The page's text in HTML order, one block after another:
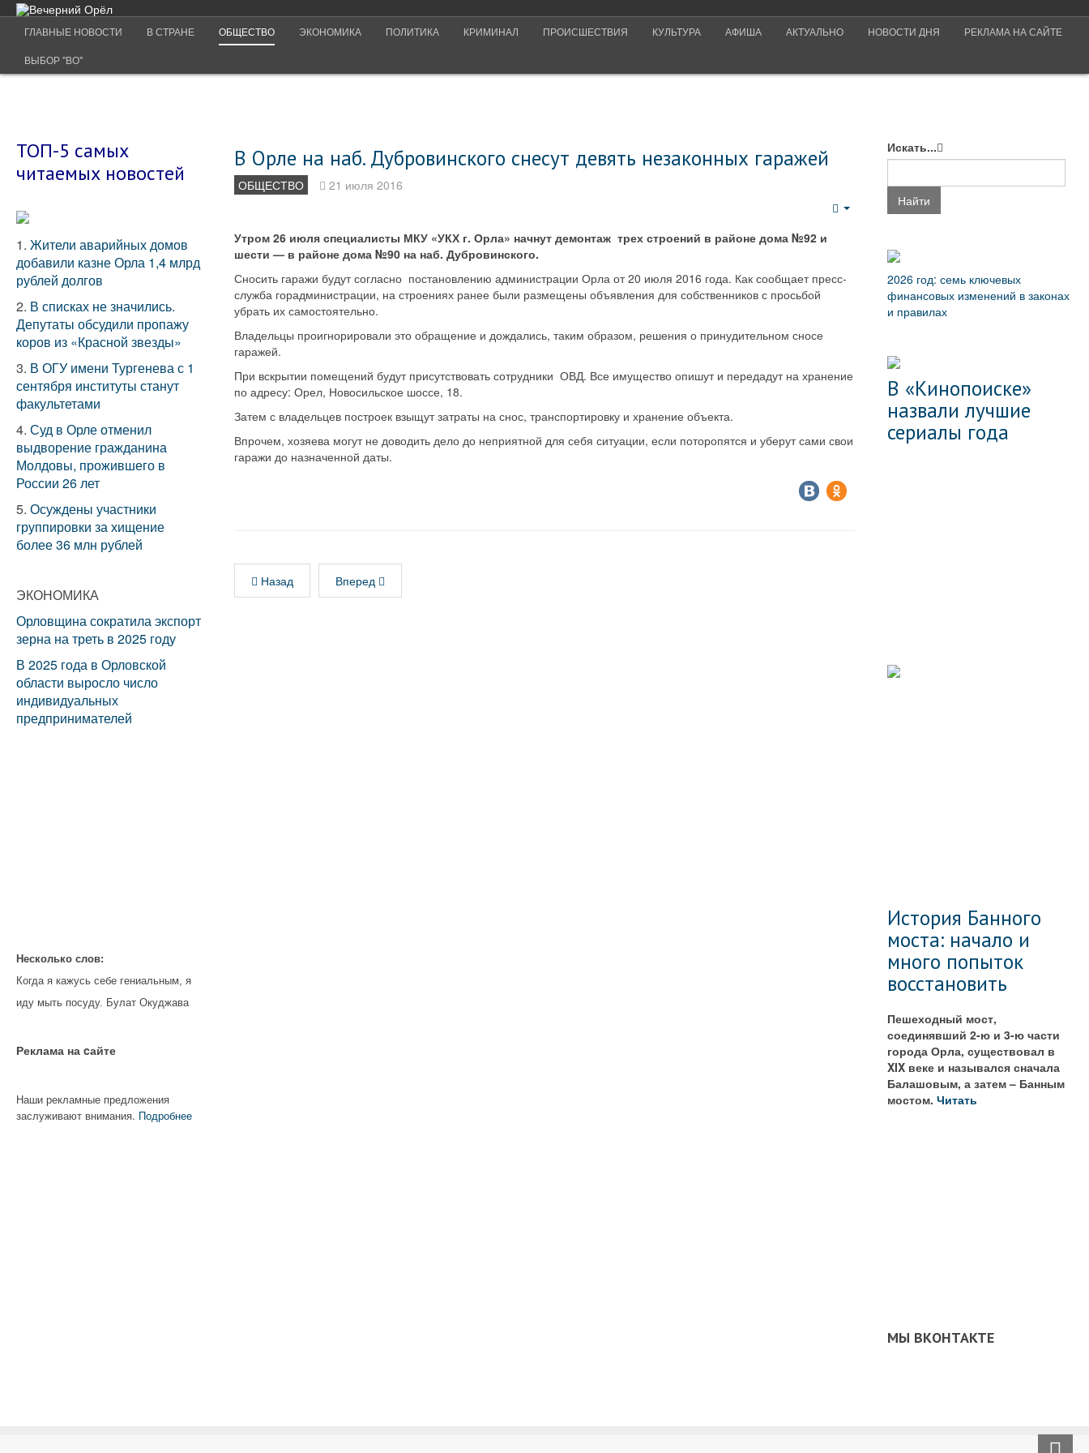
ГЛАВНЫЕ НОВОСТИ В СТРАНЕ ОБЩЕСТВО ЭКОНОМИКА ПОЛИТИКА КРИМИНАЛ ПРОИСШЕСТВИЯ КУЛЬТУРА АФИША АКТУАЛЬНО НОВОСТИ ДНЯ РЕКЛАМА НА САЙТЕ
ВЫБОР "ВО"
В Орле на наб. Дубровинского снесут девять незаконных гаражей
ОБЩЕСТВО 21 июля 2016
Утром 26 июля специалисты МКУ «УКХ г. Орла» начнут демонтаж трех строений в районе дома №92 и
шести — в районе дома №90 на наб. Дубровинского.
Сносить гаражи будут согласно постановлению администрации Орла от 20 июля 2016 года. Как сообщает пресс-
служба горадминистрации, на строениях ранее были размещены объявления для собственников с просьбой
убрать их самостоятельно.
Владельцы проигнорировали это обращение и дождались, таким образом, решения о принудительном сносе
гаражей.
При вскрытии помещений будут присутствовать сотрудники ОВД. Все имущество опишут и передадут на хранение
по адресу: Орел, Новосильское шоссе, 18.
Затем с владельцев построек взыщут затраты на снос, транспортировку и хранение объекта.
Впрочем, хозяева могут не доводить дело до неприятной для себя ситуации, если поторопятся и уберут сами свои
гаражи до назначенной даты.
Назад Вперед
ТОП-5 самых
читаемых новостей
1. Жители аварийных домов
добавили казне Орла 1,4 млрд
рублей долгов
2. В списках не значились.
Депутаты обсудили пропажу
коров из «Красной звезды»
3. В ОГУ имени Тургенева с 1
сентября институты станут
факультетами
4. Суд в Орле отменил
выдворение гражданина
Молдовы, прожившего в
России 26 лет
5. Осуждены участники
группировки за хищение
более 36 млн рублей
ЭКОНОМИКА
Орловщина сократила экспорт
зерна на треть в 2025 году
В 2025 года в Орловской
области выросло число
индивидуальных
предпринимателей
Несколько слов:
Когда я кажусь себе гениальным, я
иду мыть посуду. Булат Окуджава
Реклама на cайте
Наши рекламные предложения
заслуживают внимания. Подробнее
Искать...
Найти
2026 год: семь ключевых
финансовых изменений в законах
и правилах
В «Кинопоиске»
назвали лучшие
сериалы года
История Банного
моста: начало и
много попыток
восстановить
Пешеходный мост,
соединявший 2-ю и 3-ю части
города Орла, существовал в
XIX веке и назывался сначала
Балашовым, а затем – Банным
мостом.Читать
МЫ ВКОНТАКТЕ